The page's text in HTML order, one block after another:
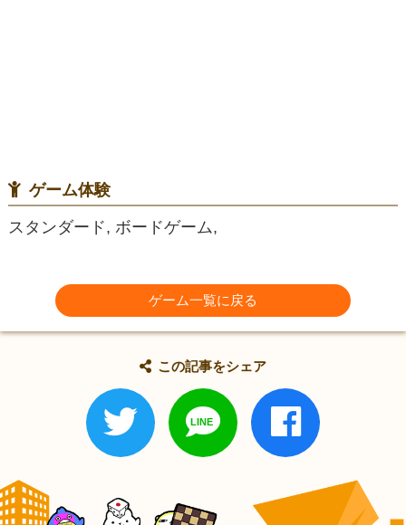
ゲーム体験
スタンダード, ボードゲーム,
ゲーム一覧に戻る
この記事をシェア